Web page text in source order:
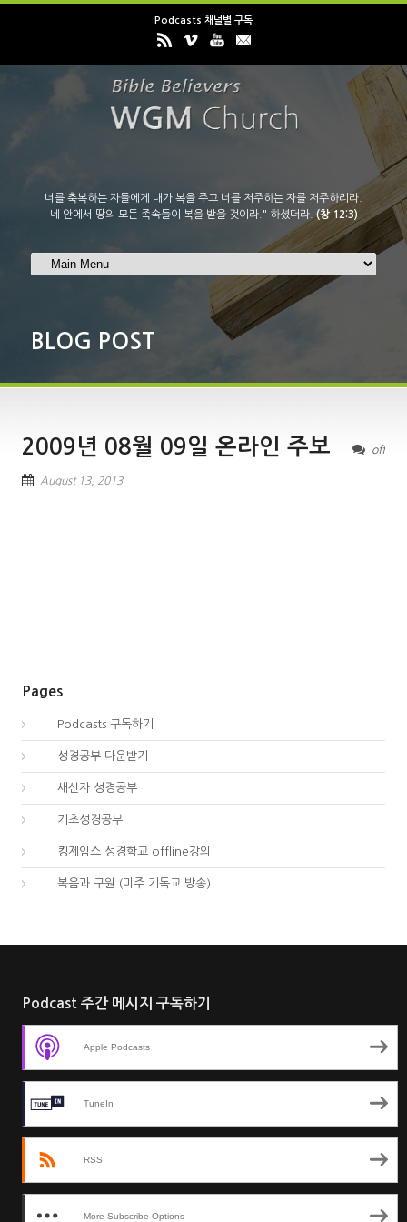
Podcasts 채널별 구독
너를 축복하는 자들에게 내가 복을 주고 너를 저주하는 자를 저주하리라.
네 안에서 땅의 모든 족속들이 복을 받을 것이라." 하셨더라.(창 12:3)
BLOG POST
off
2009년 08월 09일 온라인 주보
August 13, 2013
Pages
Podcasts 구독하기
성경공부 다운받기
새신자 성경공부
기초성경공부
킹제임스 성경학교 offline강의
복음과 구원 (미주 기독교 방송)
Podcast 주간 메시지 구독하기
Apple Podcasts
TuneIn
RSS
More Subscribe Options